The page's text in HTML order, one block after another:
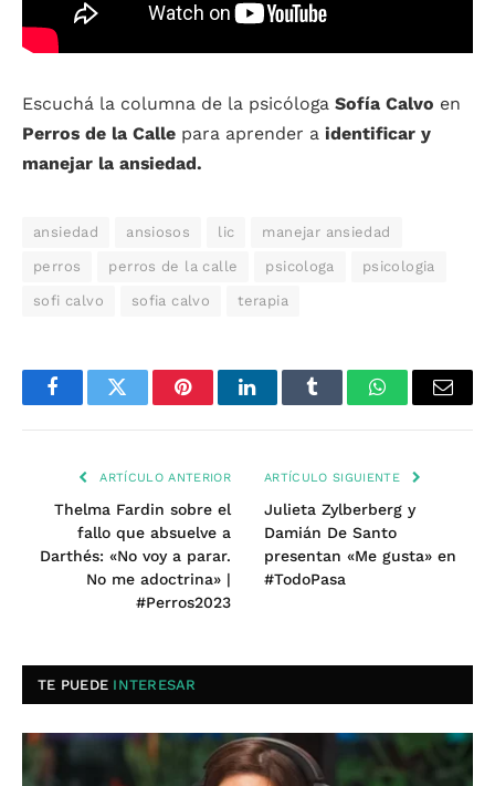
Escuchá la columna de la psicóloga Sofía Calvo en
Perros de la Calle para aprender a identificar y
manejar la ansiedad.
ansiedad ansiosos lic manejar ansiedad
perros perros de la calle psicologa psicologia
sofi calvo sofia calvo terapia
FacebookTwitter PinterestLinkedInTumblr WhatsAppEmail
ARTÍCULO ANTERIOR
Thelma Fardin sobre el
fallo que absuelve a
Darthés: «No voy a parar.
No me adoctrina» |
#Perros2023
ARTÍCULO SIGUIENTE
Julieta Zylberberg y
Damián De Santo
presentan «Me gusta» en
#TodoPasa
TE PUEDE INTERESAR